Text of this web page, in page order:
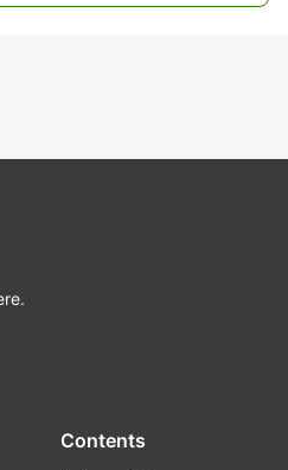
Contents